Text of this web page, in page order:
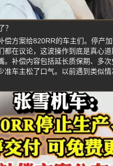
？
方案给820RR的车主们。停产
在议论，这波操作到底是真心
补偿内容包括延长质保期、多
车主松了口气。以前遇到类似